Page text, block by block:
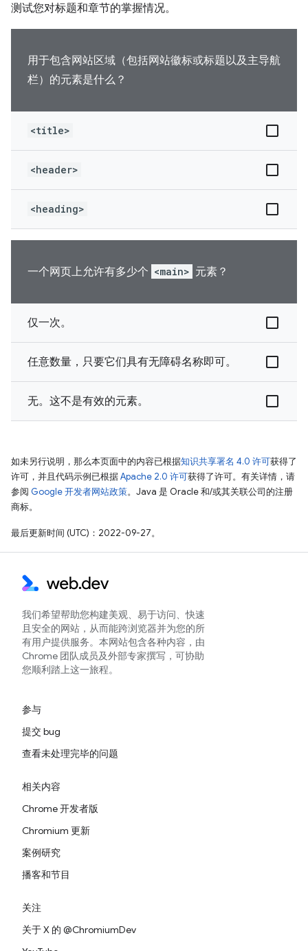
测试您对标题和章节的掌握情况。
用于包含网站区域（包括网站徽标或标题以及主导航
栏）的元素是什么？
<title>
<header>
<heading>
一个网页上允许有多少个 <main> 元素？
仅一次。
任意数量，只要它们具有无障碍名称即可。
无。这不是有效的元素。
如未另行说明，那么本页面中的内容已根据知识共享署名 4.0 许可获得了
许可，并且代码示例已根据Apache 2.0 许可获得了许可。有关详情，请
参阅 Google 开发者网站政策。Java 是 Oracle 和/或其关联公司的注册
商标。
最后更新时间 (UTC)：2022-09-27。
我们希望帮助您构建美观、易于访问、快速
且安全的网站，从而能跨浏览器并为您的所
有用户提供服务。本网站包含各种内容，由
Chrome 团队成员及外部专家撰写，可协助
您顺利踏上这一旅程。
参与
提交 bug
查看未处理完毕的问题
相关内容
Chrome 开发者版
Chromium 更新
案例研究
播客和节目
关注
关于 X 的 @ChromiumDev